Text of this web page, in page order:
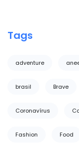
Tags
adventure
brasil Brave
Coronavírus
Fashion Food